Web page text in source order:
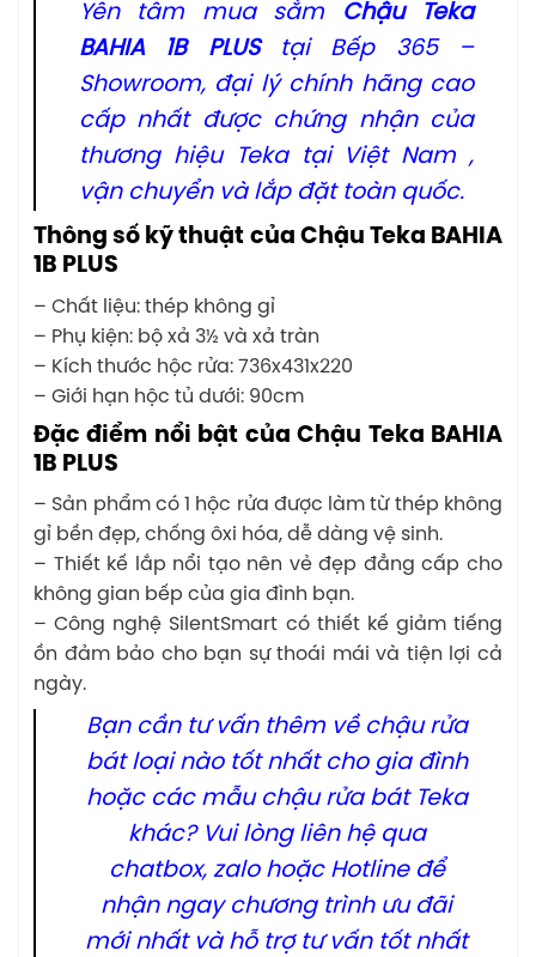
Yên tâm mua sắm
Chậu Teka
BAHIA 1B PLUStại Bếp 365 –
Showroom, đại lý chính hãng cao
cấp nhất được chứng nhận của
thương hiệu Teka tại Việt Nam ,
vận chuyển và lắp đặt toàn quốc.
Thông số kỹ thuật của Chậu Teka BAHIA
1B PLUS
– Chất liệu: thép không gỉ
– Phụ kiện: bộ xả 3½ và xả tràn
– Kích thước hộc rửa: 736x431x220
– Giới hạn hộc tủ dưới: 90cm
Đặc điểm nổi bật của Chậu Teka BAHIA
1B PLUS
– Sản phẩm có 1 hộc rửa được làm từ thép không
gỉ bền đẹp, chống ôxi hóa, dễ dàng vệ sinh.
– Thiết kế lắp nổi tạo nên vẻ đẹp đẳng cấp cho
không gian bếp của gia đình bạn.
– Công nghệ SilentSmart có thiết kế giảm tiếng
ồn đảm bảo cho bạn sự thoái mái và tiện lợi cả
ngày.
Bạn cần tư vấn thêm về chậu rửa
bát loại nào tốt nhất cho gia đình
hoặc các mẫu chậu rửa bát Teka
khác? Vui lòng liên hệ qua
chatbox, zalo hoặc Hotline để
nhận ngay chương trình ưu đãi
mới nhất và hỗ trợ tư vấn tốt nhất